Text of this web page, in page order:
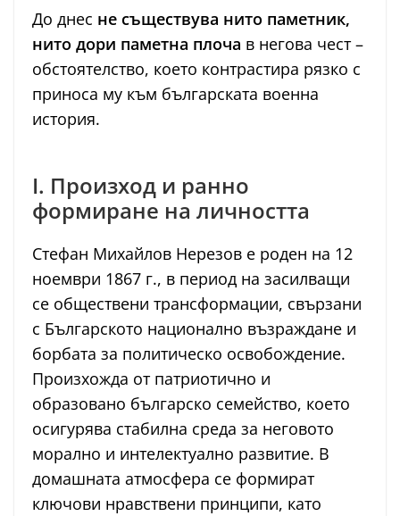
До днес не съществува нито паметник,
нито дори паметна плоча в негова чест –
обстоятелство, което контрастира рязко с
приноса му към българската военна
история.
I. Произход и ранно
формиране на личността
Стефан Михайлов Нерезов е роден на 12
ноември 1867 г., в период на засилващи
се обществени трансформации, свързани
с Българското национално възраждане и
борбата за политическо освобождение.
Произхожда от патриотично и
образовано българско семейство, което
осигурява стабилна среда за неговото
морално и интелектуално развитие. В
домашната атмосфера се формират
ключови нравствени принципи, като